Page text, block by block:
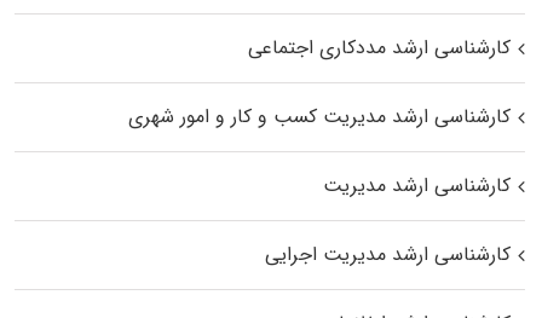
کارشناسی ارشد مددکاری اجتماعی
کارشناسی ارشد مدیریت کسب و کار و امور شهری
کارشناسی ارشد مدیریت
کارشناسی ارشد مدیریت اجرایی